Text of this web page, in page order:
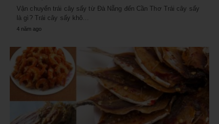
Vận chuyển trái cây sấy từ Đà Nẵng đến Cần Thơ Trái cây sấy
là gì? Trái cây sấy khô…
4 năm ago